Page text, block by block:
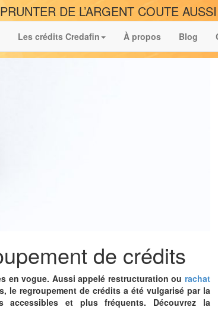
DE L’ARGENT COUTE
Les crédits Credafin À propos Blog
de crédits
en vogue. Aussi appelé restructuration ou rachat
regroupement de crédits a été vulgarisé par la
accessibles et plus fréquents. Découvrez la